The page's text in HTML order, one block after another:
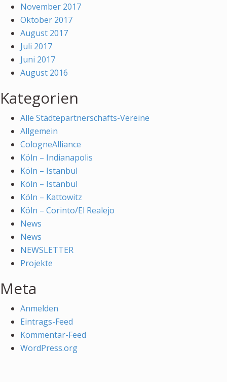
November 2017
Oktober 2017
August 2017
Juli 2017
Juni 2017
August 2016
Kategorien
Alle Städtepartnerschafts-Vereine
Allgemein
CologneAlliance
Köln – Indianapolis
Köln – Istanbul
Köln – Istanbul
Köln – Kattowitz
Köln – Corinto/El Realejo
News
News
NEWSLETTER
Projekte
Meta
Anmelden
Eintrags-Feed
Kommentar-Feed
WordPress.org